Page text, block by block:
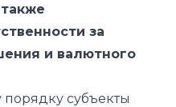
за
и валютного
субъекты